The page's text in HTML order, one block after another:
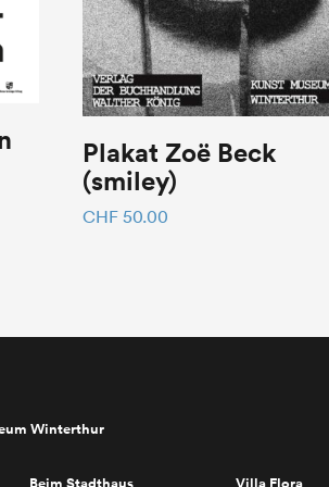
Plakat Zoë Beck
(smiley)
CHF 50.00
Winterthur